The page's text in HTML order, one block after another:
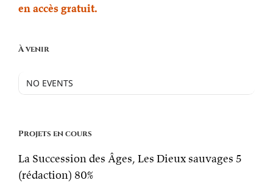
en accès gratuit.
À venir
NO EVENTS
Projets en cours
La Succession des Âges, Les Dieux sauvages 5
(rédaction) 80%